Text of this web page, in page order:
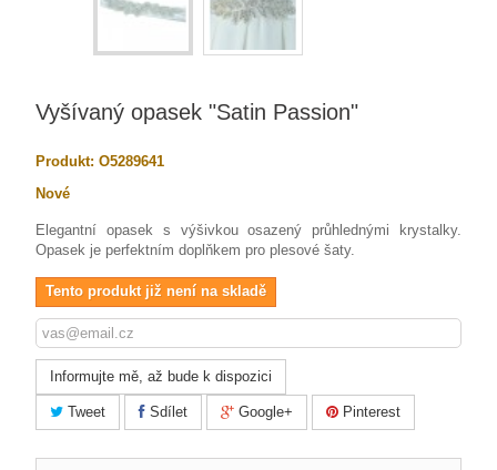
Vyšívaný opasek "Satin Passion"
Produkt: O5289641
Nové
Elegantní opasek s výšivkou osazený průhlednými krystalky.
Opasek je perfektním doplňkem pro plesové šaty.
Tento produkt již není na skladě
Informujte mě, až bude k dispozici
Tweet Sdílet Google+ Pinterest